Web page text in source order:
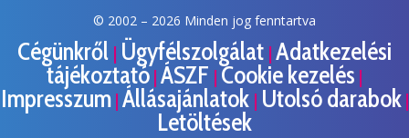
© 2002 – 2026 Minden jog fenntartva
Cégünkről | Ügyfélszolgálat | Adatkezelési
tájékoztató | ÁSZF | Cookie kezelés |
Impresszum| Állásajánlatok | Utolsó darabok|
Letöltések